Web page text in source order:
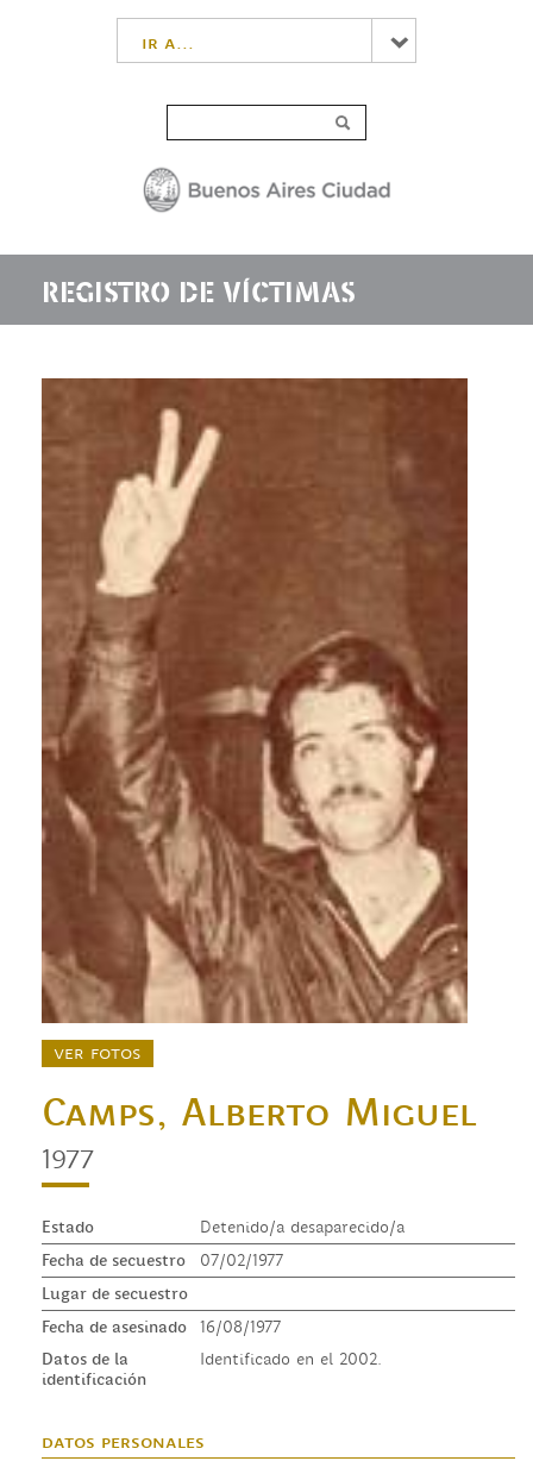
ir a...
REGISTRO DE VÍCTIMAS
ver fotos
Camps, Alberto Miguel
1977
Estado
Detenido/a desaparecido/a
Fecha de secuestro
07/02/1977
Lugar de secuestro
Fecha de asesinado
16/08/1977
Datos de la
identificación
Identificado en el 2002.
datos personales